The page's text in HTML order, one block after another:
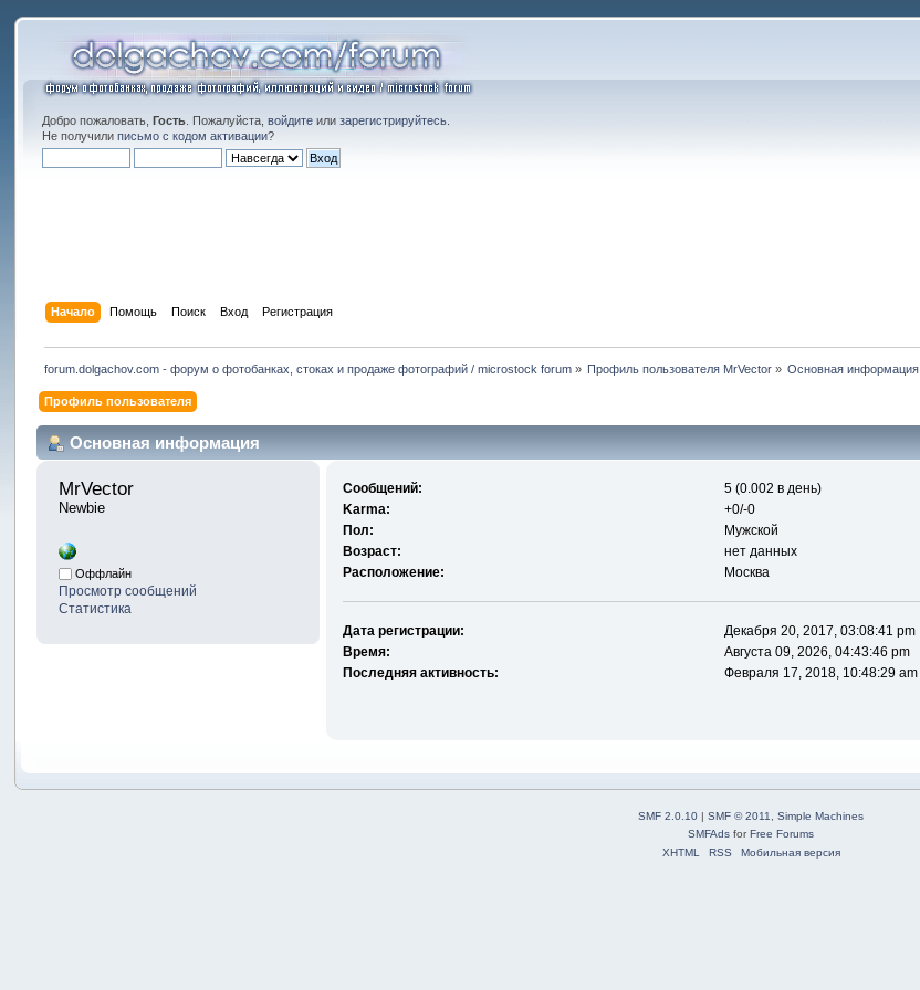
Добро пожаловать,Гость . Пожалуйста,войдите илизарегистрируйтесь
Не получилиписьмо с кодом активации?
Начало Помощь Поиск Вход Регистрация
forum.dolgachov.com - форум о фотобанках, стоках и продаже фотографий / microstock forum» Профиль пользователя MrVector » Основная информация
Профиль пользователя
Основная информация
MrVector
Newbie
Оффлайн
Просмотр сообщений
Статистика
Сообщений:
5 (0.002 в день)
Karma:
+0/-0
Пол:
Мужской
Возраст:
нет данных
Расположение:
Москва
Дата регистрации:
Декабря 20, 2017, 03:08:41 pm
Время:
Августа 09, 2026, 04:43:46 pm
Последняя активность:
Февраля 17, 2018, 10:48:29 am
SMF 2.0.10 |SMF © 2011,Simple Machines
SMFAds forFree Forums
XHTML
RSS Мобильная версия